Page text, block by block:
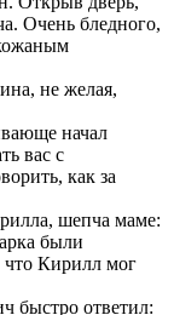
Очень бледного,
не желая,
начал
вас с
как за
шепча маме:
были
что Кирилл мог
быстро ответил: